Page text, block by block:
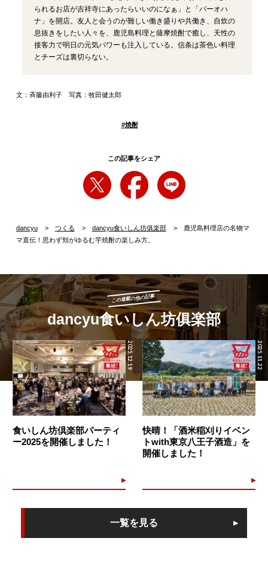
られるお店が吉祥寺にあったらいいのになぁ」と「バーオハ
ナ」を開店。友人と会うのが難しい働き盛りや共働き、自炊の
息抜きをしたい人々を、鹿児島料理と薩摩焼酎で癒し、天性の
接客力で明日の元気パワーも注入している。信条は茶色い料理
とチーズは裏切らない。
文：斉藤由利子 写真：牧田健太郎
#焼酎
この記事をシェア
dancyu つくる dancyu食いしん坊俱楽部
鹿児島料理店の名物マ
マ直伝！思わず頬がゆるむ芋焼酎の楽しみ方。
この連載の他の記事
dancyu食いしん坊俱楽部
2025.12.19
食いしん坊倶楽部パーティ
ー2025を開催しました！
2025.11.22
快晴！「酒米稲刈りイベン
トwith東京八王子酒造」を
開催しました！
一覧を見る